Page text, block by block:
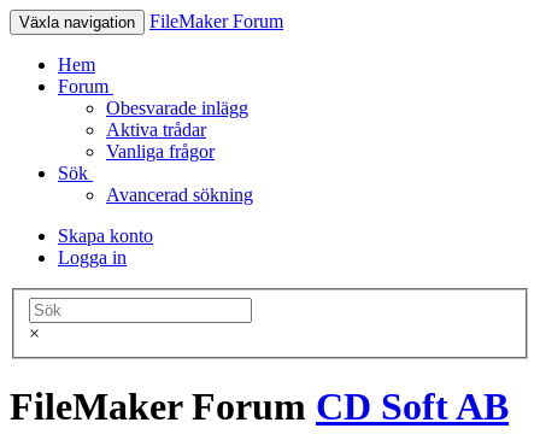
Växla navigation FileMaker Forum
Hem
Forum
Obesvarade inlägg
Aktiva trådar
Vanliga frågor
Sök
Avancerad sökning
Skapa konto
Logga in
×
FileMaker Forum CD Soft AB